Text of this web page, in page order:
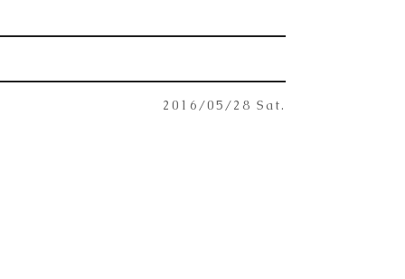
2016/05/28 Sat.